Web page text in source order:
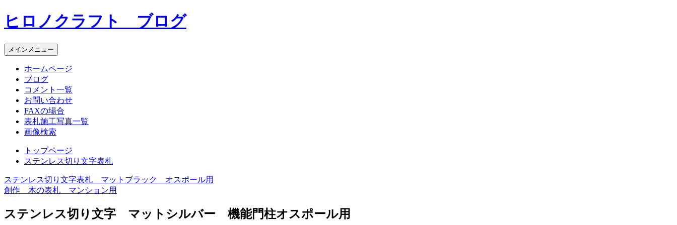
コ
ン
ン
ツ
ヒロノクラフト ブログ
メインメニュー
ホームページ
ブログ
コメント一覧
お問い合わせ
FAXの場合
表札施工写真一覧
画像検索
トップページ
ステンレス切り文字表札
投
稿
ナ
ステンレス切り文字表札 マットブラック オスポール用
創作 木の表札 マンション用
ステンレス切り文字 マットシルバー 機能門柱オスポール用